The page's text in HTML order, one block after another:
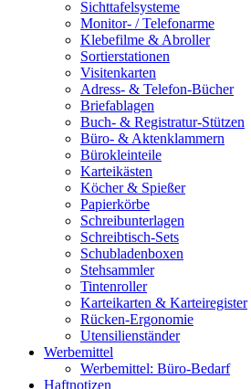
Sichttafelsysteme
Monitor- / Telefonarme
Klebefilme & Abroller
Sortierstationen
Visitenkarten
Adress- & Telefon-Bücher
Briefablagen
Buch- & Registratur-Stützen
Büro- & Aktenklammern
Bürokleinteile
Karteikästen
Köcher & Spießer
Papierkörbe
Schreibunterlagen
Schreibtisch-Sets
Schubladenboxen
Stehsammler
Tintenroller
Karteikarten & Karteiregister
Rücken-Ergonomie
Utensilienständer
Werbemittel
Werbemittel: Büro-Bedarf
Haftnotizen